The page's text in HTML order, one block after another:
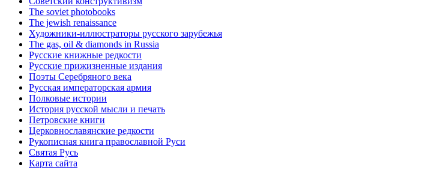
The soviet photobooks
The jewish renaissance
Художники-иллюстраторы русского зарубежья
The gas, oil & diamonds in Russia
Русские книжные редкости
Русские прижизненные издания
Поэты Серебряного века
Русская императорская армия
Полковые истории
История русской мысли и печать
Петровские книги
Церковнославянские редкости
Рукописная книга православной Руси
Святая Русь
Карта сайта